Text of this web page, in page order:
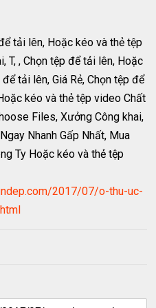
tải lên, Hoặc kéo và thẻ tệp
T, , Chọn tệp để tải lên, Hoặc
tải lên, Giá Rẻ, Chọn tệp để
kéo và thẻ tệp video Chất
Files, Xưởng Công khai,
Nhanh Gấp Nhất, Mua
Ty Hoặc kéo và thẻ tệp
2017/07/o-thu-uc-